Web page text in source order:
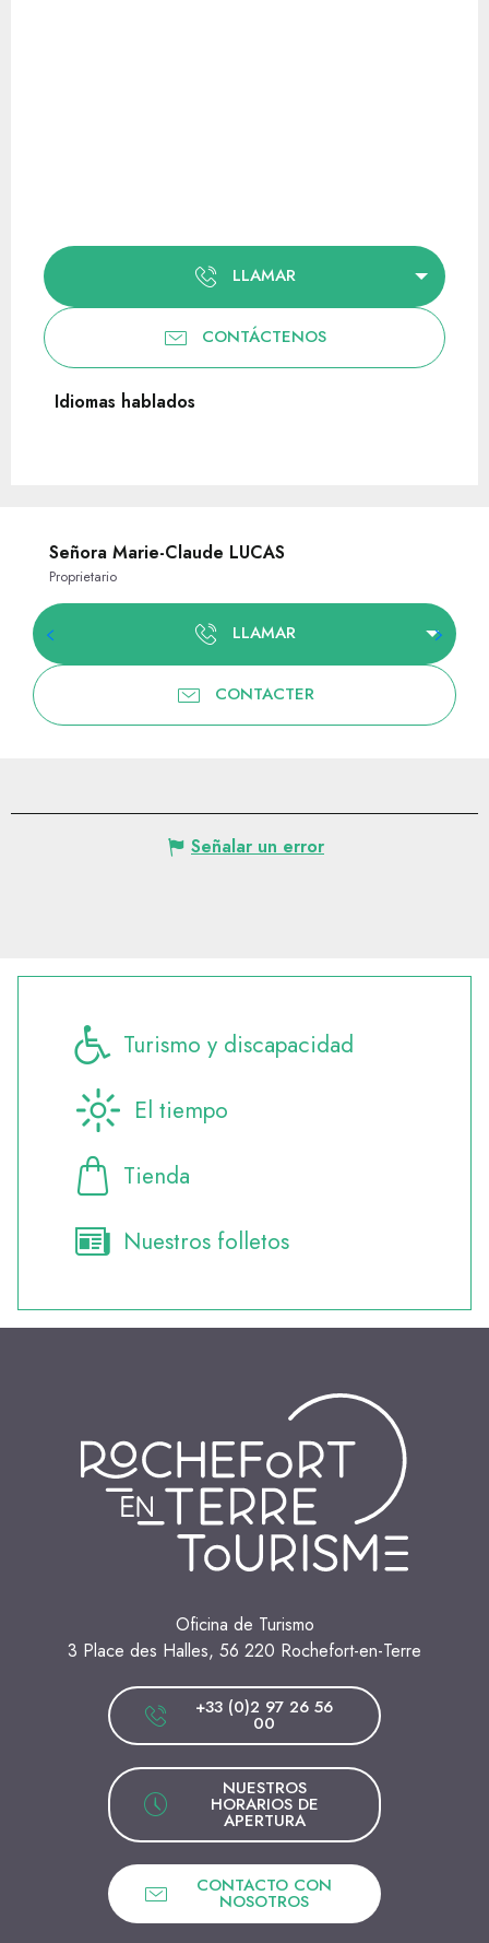
LLAMAR
CONTÁCTENOS
Idiomas hablados
Idiomas hablados
Señora Marie-Claude LUCAS
Proprietario
LLAMAR
CONTACTER
Señalar un error
Turismo y discapacidad
El tiempo
Tienda
Nuestros folletos
Oficina de Turismo
3 Place des Halles, 56 220 Rochefort-en-Terre
+33 (0)2 97 26 56
00
NUESTROS
HORARIOS DE
APERTURA
CONTACTO CON
NOSOTROS